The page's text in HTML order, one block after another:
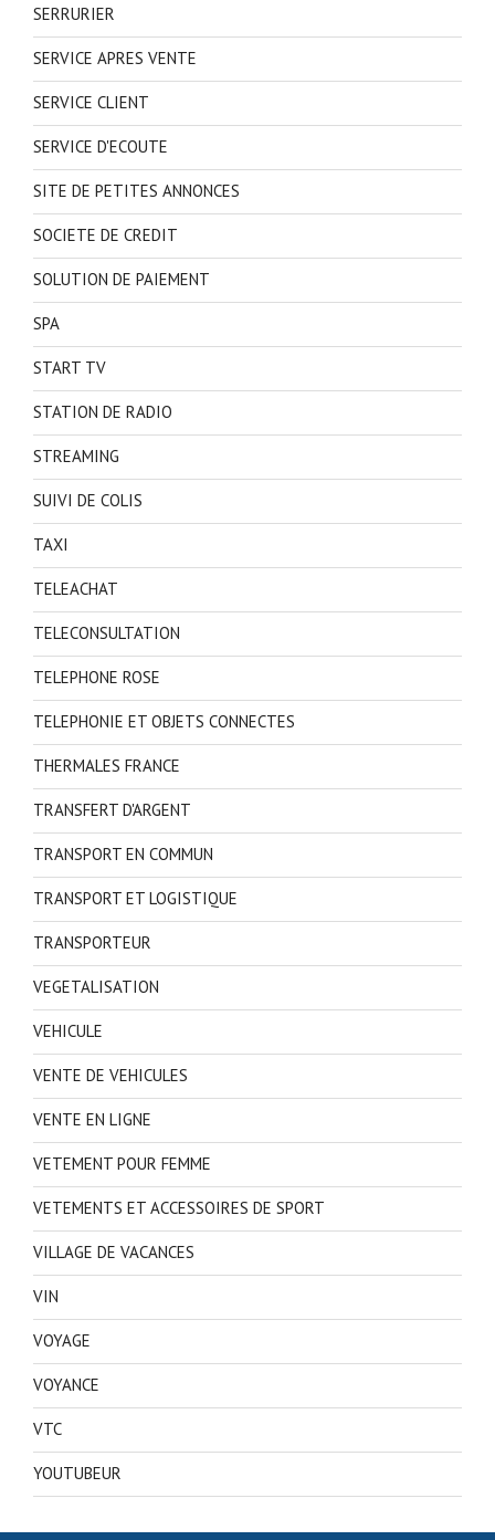
SERRURIER
SERVICE APRES VENTE
SERVICE CLIENT
SERVICE D'ECOUTE
SITE DE PETITES ANNONCES
SOCIETE DE CREDIT
SOLUTION DE PAIEMENT
SPA
START TV
STATION DE RADIO
STREAMING
SUIVI DE COLIS
TAXI
TELEACHAT
TELECONSULTATION
TELEPHONE ROSE
TELEPHONIE ET OBJETS CONNECTES
THERMALES FRANCE
TRANSFERT D'ARGENT
TRANSPORT EN COMMUN
TRANSPORT ET LOGISTIQUE
TRANSPORTEUR
VEGETALISATION
VEHICULE
VENTE DE VEHICULES
VENTE EN LIGNE
VETEMENT POUR FEMME
VETEMENTS ET ACCESSOIRES DE SPORT
VILLAGE DE VACANCES
VIN
VOYAGE
VOYANCE
VTC
YOUTUBEUR